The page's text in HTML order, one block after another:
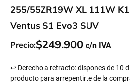
255/55ZR19W XL 111W
Ventus S1 Evo3 SUV
Precio:$249.900
↩ Derecho a retracto: dispones de 10
producto para arrepentirte de la